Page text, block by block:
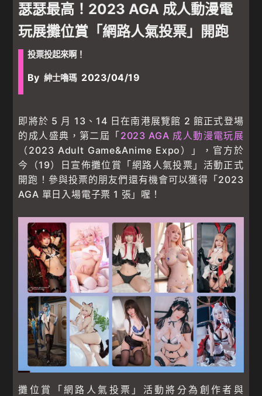
Warning : Undefined array key "" in/var/www/wordpress/wp-
content/plugins/oxygen/component-
framework/components/classes/code-block.class.php(133) :
eval()'d codeon line55
Warning : Attempt to read property "parent" on null in
/var/www/wordpress/wp-content/plugins/oxygen/component-
framework/components/classes/code-block.class.php(133) :
eval()'d code
路人氣投票」開跑
瑟瑟最高！2023 AGA 成人動漫電
玩展攤位賞「網路人氣投票」開跑
投票投起來啊！
By 紳士嚕瑪 2023/04/19
即將於 5 月 13、14 日在南港展覽館 2 館正式登場
的成人盛典，第二屆「 2023 AGA 成人動漫電玩展
（2023 Adult Game&Anime Expo）」，官方於
今（19）日宣佈攤位賞「網路人氣投票」活動正式
開跑！參與投票的朋友們還有機會可以獲得「2023
AGA 單日入場電子票 1 張」喔！
攤位賞「網路人氣投票」活動將分為創作者與